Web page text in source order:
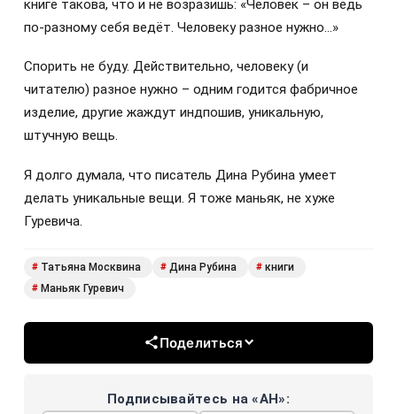
книге такова, что и не возразишь: «Человек – он ведь
по-разному себя ведёт. Человеку разное нужно…»
Спорить не буду. Действительно, человеку (и
читателю) разное нужно – одним годится фабричное
изделие, другие жаждут индпошив, уникальную,
штучную вещь.
Я долго думала, что писатель Дина Рубина умеет
делать уникальные вещи. Я тоже маньяк, не хуже
Гуревича.
# Татьяна Москвина # Дина Рубина # книги
# Маньяк Гуревич
Поделиться
Подписывайтесь на «АН»: